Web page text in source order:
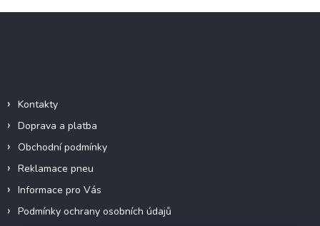
a
Kontakty
Doprava a platba
Obchodní podmínky
Reklamace pneu
Informace pro Vás
Podmínky ochrany osobních údajů